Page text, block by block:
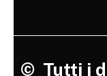
© Tutti i